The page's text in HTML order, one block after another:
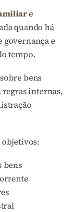
e
quando há
governança e
tempo.
bens
internas,
objetivos:
bens